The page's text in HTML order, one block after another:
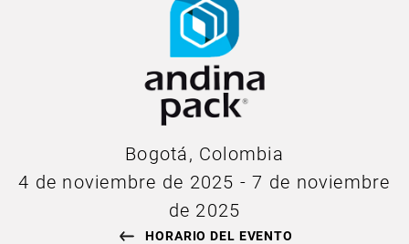
Bogotá, Colombia
4 de noviembre de 2025 -7 de noviembre
de 2025
HORARIO DEL EVENTO